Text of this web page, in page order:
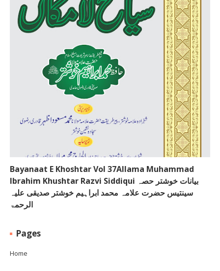
Bayanaat E Khoshtar Vol 37Allama Muhammad
Ibrahim Khushtar Razvi Siddiqui بیانات خوشتر حصہ
سینتیس حضرت علامہ محمد ابراہیم خوشتر صدیقی علیہ
الرحمۃ
Pages
Home